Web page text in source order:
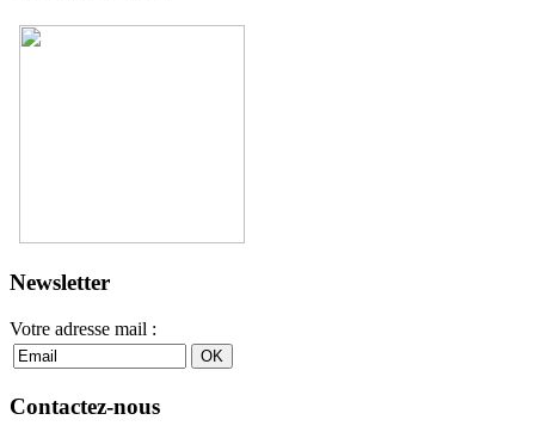
Newsletter
Votre adresse mail :
Contactez-nous